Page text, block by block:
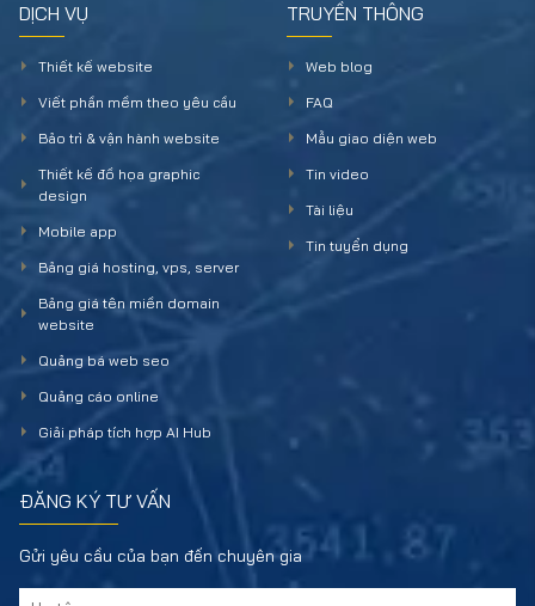
DỊCH VỤ
Thiết kế website
Viết phần mềm theo yêu cầu
Bảo trì & vận hành website
Thiết kế đồ họa graphic
design
Mobile app
Bảng giá hosting, vps, server
Bảng giá tên miền domain
website
Quảng bá web seo
Quảng cáo online
Giải pháp tích hợp AI Hub
TRUYỀN THÔNG
Web blog
FAQ
Mẫu giao diện web
Tin video
Tài liệu
Tin tuyển dụng
ĐĂNG KÝ TƯ VẤN
Gửi yêu cầu của bạn đến chuyên gia